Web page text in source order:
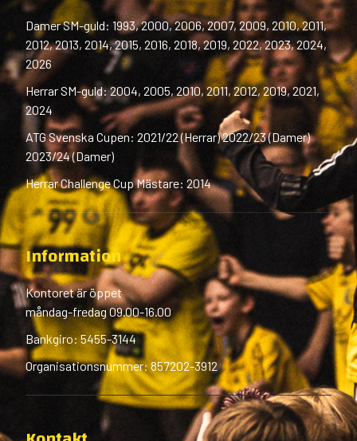
Damer SM-guld: 1993, 2000, 2006, 2007, 2009, 2010, 2011,
2012, 2013, 2014, 2015, 2016, 2018, 2019, 2022, 2023, 2024,
2026
Herrar SM-guld: 2004, 2005, 2010, 2011, 2012, 2019, 2021,
2024
ATG Svenska Cupen: 2021/22 (Herrar) 2022/23 (Damer)
2023/24 (Damer)
Herrar Challenge Cup Mästare: 2014
Information
Kontoret är öppet
måndag-fredag 09.00-16.00
Bankgiro: 5455-3144
Organisationsnummer: 857202-3912